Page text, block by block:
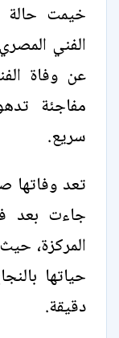
خيمت حالة
الفني
عن وفاة
مفاجئة
سريع.
تعد وفاتها
جاءت بعد
المركزة،
حياتها
دقيقة.